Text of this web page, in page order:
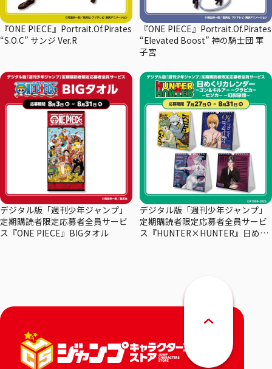
『ONE PIECE』Portrait.Of.Pirates
“S.O.C” サンジ Ver.R
『ONE PIECE』Portrait.Of.Pirates
“Elevated Boost” 神の騎士団 軍
子宮
デジタル版「週刊少年ジャンプ」
定期購読者限定応募者全員サービ
ス『ONE PIECE』BIGタオル
デジタル版「週刊少年ジャンプ」
定期購読者限定応募者全員サービ
ス『HUNTER×HUNTER』日めく